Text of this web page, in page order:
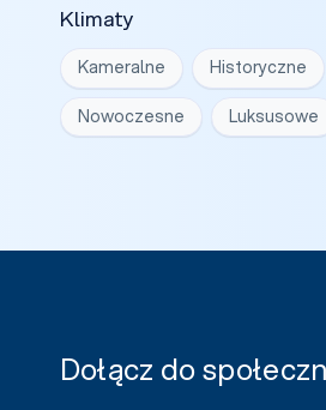
Klimaty
Kameralne Historyczne
Nowoczesne Luksusowe
Dołącz do